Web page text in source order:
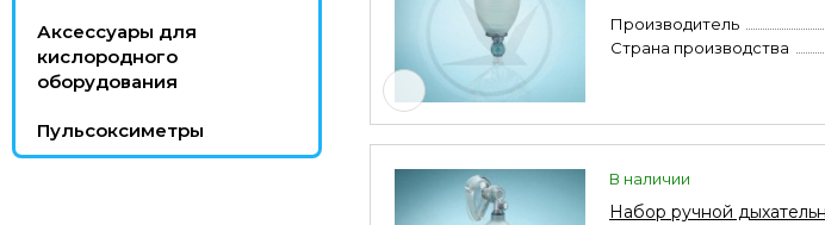
Производитель
Страна производства
В наличии
Набор ручной
Аксессуары для
кислородного
оборудования
Пульсоксиметры